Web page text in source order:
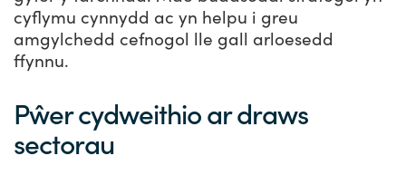
cyflymu cynnydd ac yn helpu i greu
amgylchedd cefnogol lle gall arloesedd
ffynnu.
Pŵer cydweithio ar draws
sectorau